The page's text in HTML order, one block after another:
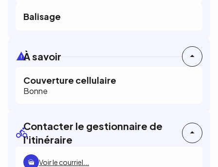
Balisage
À savoir
Couverture cellulaire
Bonne
Contacter le gestionnaire de
l'itinéraire
Voir le courriel...